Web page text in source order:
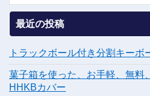
最近の投稿
トラックボール付き分割キーボ
菓子箱を使った、お手軽、無料
HHKBカバー